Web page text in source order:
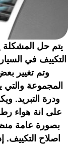
يتم حل
التكييف في
وتم تغيير
المجموعة
ودرة التبريد.
على انة هواء
بصورة عامة
اصلاح التكييف.